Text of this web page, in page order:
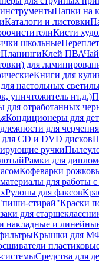
Папки на
Каталоги и листовки
Кисти
школьные
ПланингиКлей ПВАЧай
для
Книги для
настольных
уничтожитель ит.д.)
для отработанных
Кондиционеры для
для черчения
CD и DVD дисков
ручки
Рамки для
Кофеварки
для работы
Рулоны для факсов
стирай"Краски
для
накладные и
Крышки для
Средства для